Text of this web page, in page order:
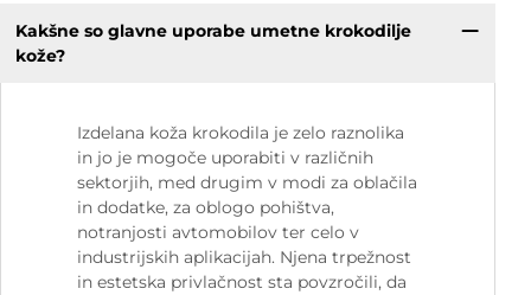
Kakšne so glavne uporabe umetne krokodilje
kože?
Izdelana koža krokodila je zelo raznolika
in jo je mogoče uporabiti v različnih
sektorjih, med drugim v modi za oblačila
in dodatke, za oblogo pohištva,
notranjosti avtomobilov ter celo v
industrijskih aplikacijah. Njena trpežnost
in estetska privlačnost sta povzročili, da